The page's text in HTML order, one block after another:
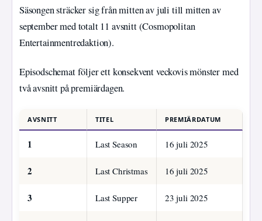
Säsongen sträcker sig från mitten av juli till mitten av
september med totalt 11 avsnitt (Cosmopolitan
Entertainmentredaktion).
Episodschemat följer ett konsekvent veckovis mönster med
två avsnitt på premiärdagen.
AVSNITT TITEL PREMIÄRDATUM
1 Last Season 16 juli 2025
2 Last Christmas 16 juli 2025
3 Last Supper 23 juli 2025